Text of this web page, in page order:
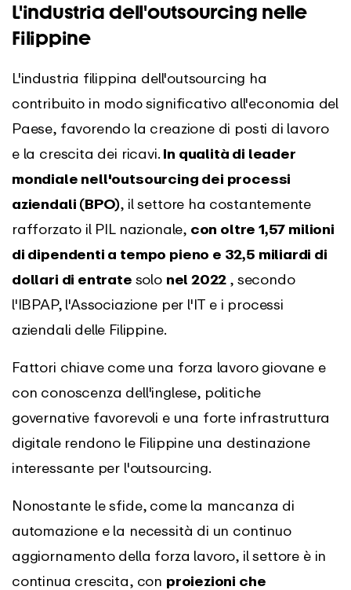
L'industria dell'outsourcing nelle
Filippine
L'industria filippina dell'outsourcing ha
contribuito in modo significativo all'economia del
Paese, favorendo la creazione di posti di lavoro
e la crescita dei ricavi. In qualità di leader
mondiale nell'outsourcing dei processi
aziendali (BPO), il settore ha costantemente
rafforzato il PIL nazionale, con oltre 1,57 milioni
di dipendenti a tempo pieno e 32,5 miliardi di
dollari di entrate solo nel 2022 , secondo
l'IBPAP, l'Associazione per l'IT e i processi
aziendali delle Filippine.
Fattori chiave come una forza lavoro giovane e
con conoscenza dell'inglese, politiche
governative favorevoli e una forte infrastruttura
digitale rendono le Filippine una destinazione
interessante per l'outsourcing.
Nonostante le sfide, come la mancanza di
automazione e la necessità di un continuo
aggiornamento della forza lavoro, il settore è in
continua crescita, con proiezioni che